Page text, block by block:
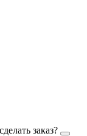
заказ?